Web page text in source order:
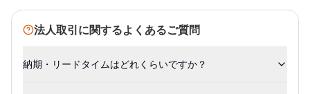
法人取引に関するよくあるご質問
納期・リードタイムはどれくらいですか？